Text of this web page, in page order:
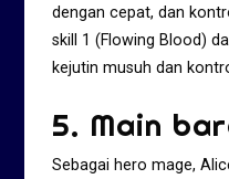
dengan cepat, dan
skill 1 (Flowing Blood)
kejutin musuh dan
5. Main
Sebagai hero mage,